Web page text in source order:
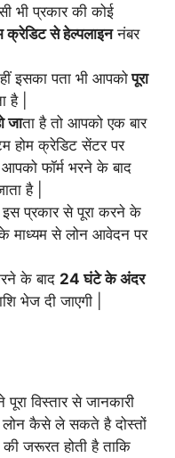
भी प्रकार की कोई
क्रेडिट से हेल्पलाइननंबर
इसका पता भी आपकोपूरा
है |
जाता है तो आपको एक बार
होम क्रेडिट सेंटर पर
फॉर्म भरने के बाद
है |
प्रकार से पूरा करने के
माध्यम से लोन आवेदन पर
के बाद 24 घंटे के अंदर
भेज दी जाएगी |
विस्तार से जानकारी
लोन कैसे ले सकते है दोस्तों
जरूरत होती है ताकि